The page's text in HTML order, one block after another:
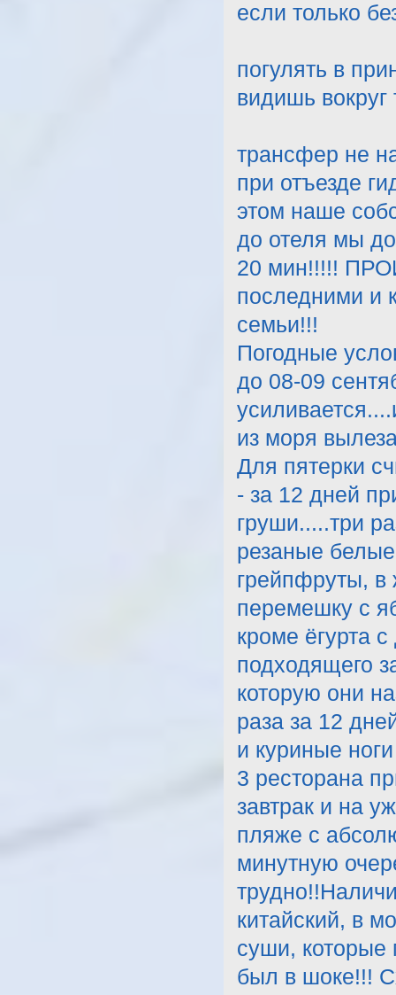
если только
погулять в
видишь
трансфер не
при отъезде
этом наше
до отеля мы
20 мин!!!!!
последними и
семьи!!!
Погодные
до 08-09
из моря
Для пятерки
- за 12 дней
груши.....три
резаные
грейпфруты, в
перемешку с
кроме ёгурта
подходящего
которую они
раза за 12
и куриные
3 ресторана
завтрак и на
пляже с
минутную
китайский, в
суши, которые
был в шоке!!!